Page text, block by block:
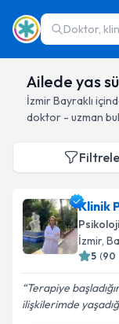
Doktor,
Ailede yas
İzmirBayraklı
doktor - uzman
Filtrele
Klinik
Psikoloji
İzmir,
5 (90
Terapiye
ilişkilerimde